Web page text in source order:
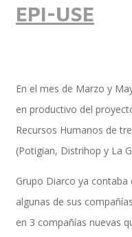
SAP
Learning
EPI-USE
En el mes de Marzo y
en productivo del
Recursos Humanos de
(Potigian, Distrihop y La
Grupo Diarco ya
algunas de sus
en 3 compañías nuevas